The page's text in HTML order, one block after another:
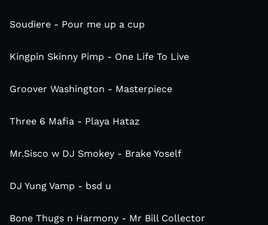
Soudiere - Pour me up a cup
Kingpin Skinny Pimp - One Life To Live
Groover Washington - Masterpiece
Three 6 Mafia - Playa Hataz
Mr.Sisco w DJ Smokey - Brake Yoself
DJ Yung Vamp - bsd u
Bone Thugs n Harmony - Mr Bill Collector